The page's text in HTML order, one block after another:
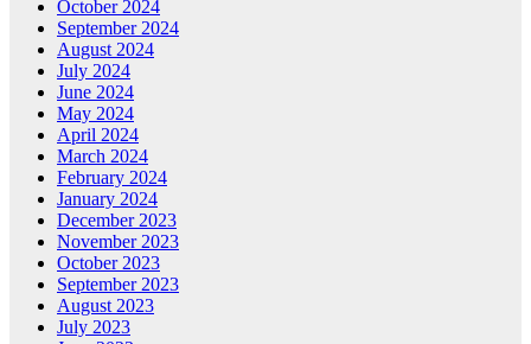
October 2024
September 2024
August 2024
July 2024
June 2024
May 2024
April 2024
March 2024
February 2024
January 2024
December 2023
November 2023
October 2023
September 2023
August 2023
July 2023